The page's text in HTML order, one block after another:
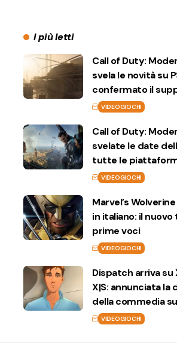
I più letti
Call of Duty:
svela le novità su
confermato il
VIDEOGIOCHI
Call of Duty:
svelate le date
tutte le
VIDEOGIOCHI
Marvel’s
in italiano: il nuovo
prime voci
VIDEOGIOCHI
Dispatch arriva su
X|S: annunciata la
della commedia
VIDEOGIOCHI